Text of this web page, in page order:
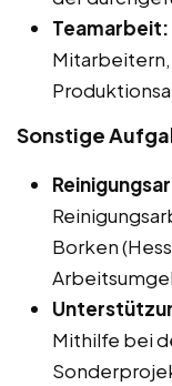
Teamarbeit:
Sonstige
Borken
Mithilfe bei